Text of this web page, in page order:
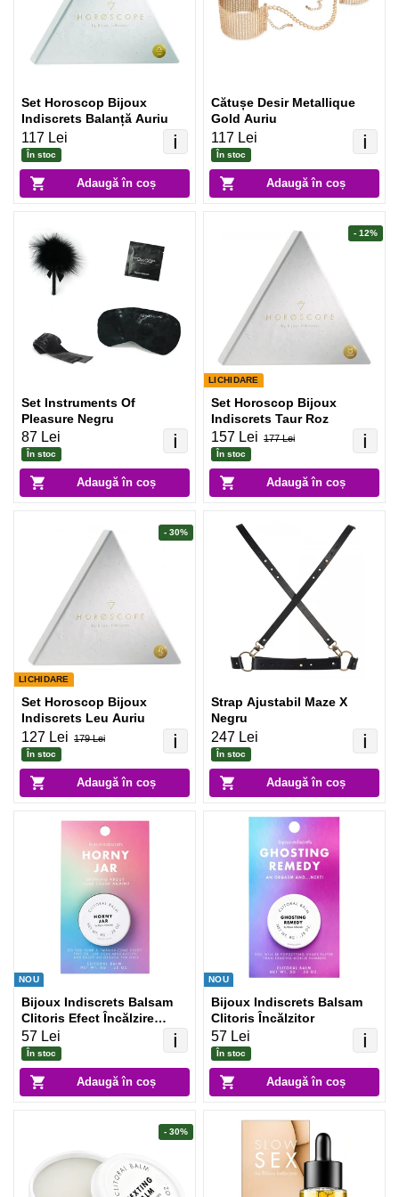
Adaugă în coș
ℹ️
Set Horoscop Bijoux
Indiscrets Balanță Auriu
117 Lei
În stoc
Adaugă în coș
ℹ️
Cătușe Desir Metallique
Gold Auriu
117 Lei
În stoc
Adaugă în coș
ℹ️
Set Instruments Of
Pleasure Negru
87 Lei
În stoc
LICHIDARE
Adaugă în coș
ℹ️
Set Horoscop Bijoux
Indiscrets Taur Roz
157 Lei 177 Lei
În stoc
- 12%
LICHIDARE
Adaugă în coș
ℹ️
Set Horoscop Bijoux
Indiscrets Leu Auriu
127 Lei 179 Lei
În stoc
- 30%
Adaugă în coș
ℹ️
Strap Ajustabil Maze X
Negru
247 Lei
În stoc
NOU
Adaugă în coș
ℹ️
Bijoux Indiscrets Balsam
Clitoris Efect Încălzire
Discret
57 Lei
În stoc
NOU
Adaugă în coș
ℹ️
Bijoux Indiscrets Balsam
Clitoris Încălzitor
57 Lei
În stoc
- 30%